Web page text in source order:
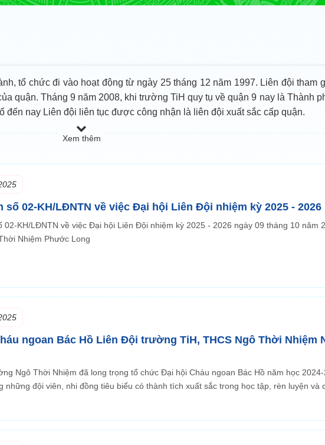
tổ chức đi vào hoạt động từ ngày 25 tháng 12 năm 1997. Liên đội tham
quận. Tháng 9 năm 2008, khi trường TiH quy tụ về quận 9 nay là Thành
nay Liên đội liên tục được công nhận là liên đội xuất sắc cấp quận.
Xem thêm
số 02-KH/LĐNTN về việc Đại hội Liên Đội nhiệm kỳ 2025 - 2026
02-KH/LĐNTN về việc Đại hội Liên Đội nhiệm kỳ 2025 - 2026 ngày 09 tháng 10 năm
Nhiệm Phước Long
ngoan Bác Hồ Liên Đội trường TiH, THCS Ngô Thời Nhiệm
Ngô Thời Nhiệm đã long trọng tổ chức Đại hội Cháu ngoan Bác Hồ năm học
những đội viên, nhi đồng tiêu biểu có thành tích xuất sắc trong học tập, rèn luyện và